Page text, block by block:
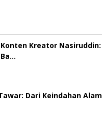
Kreator Nasiruddin:
Dari Keindahan Alam